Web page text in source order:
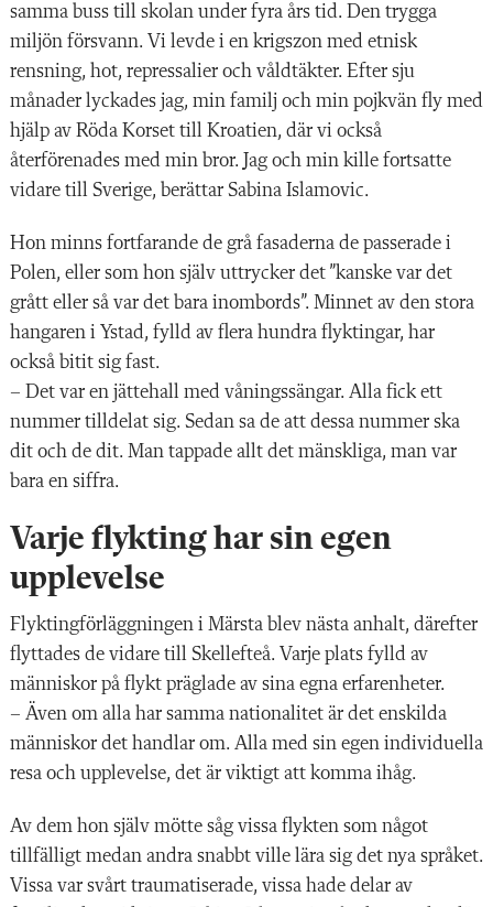
samma buss till skolan under fyra års tid. Den trygga
miljön försvann. Vi levde i en krigszon med etnisk
rensning, hot, repressalier och våldtäkter. Efter sju
månader lyckades jag, min familj och min pojkvän fly med
hjälp av Röda Korset till Kroatien, där vi också
återförenades med min bror. Jag och min kille fortsatte
vidare till Sverige, berättar Sabina Islamovic.
Hon minns fortfarande de grå fasaderna de passerade i
Polen, eller som hon själv uttrycker det ”kanske var det
grått eller så var det bara inombords”. Minnet av den stora
hangaren i Ystad, fylld av flera hundra flyktingar, har
också bitit sig fast.
– Det var en jättehall med våningssängar. Alla fick ett
nummer tilldelat sig. Sedan sa de att dessa nummer ska
dit och de dit. Man tappade allt det mänskliga, man var
bara en siffra.
Varje flykting har sin egen
upplevelse
Flyktingförläggningen i Märsta blev nästa anhalt, därefter
flyttades de vidare till Skellefteå. Varje plats fylld av
människor på flykt präglade av sina egna erfarenheter.
– Även om alla har samma nationalitet är det enskilda
människor det handlar om. Alla med sin egen individuella
resa och upplevelse, det är viktigt att komma ihåg.
Av dem hon själv mötte såg vissa flykten som något
tillfälligt medan andra snabbt ville lära sig det nya språket.
Vissa var svårt traumatiserade, vissa hade delar av